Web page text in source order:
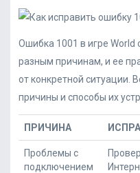
Ошибка 1001 в игре World
разным причинам, и ее
от конкретной ситуации.
причины и способы их
ПРИЧИНА
Проблемы с
подключением